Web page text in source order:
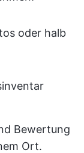
oder halb
Bewertung
Ort.